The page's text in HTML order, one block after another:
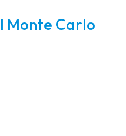
Monte Carlo